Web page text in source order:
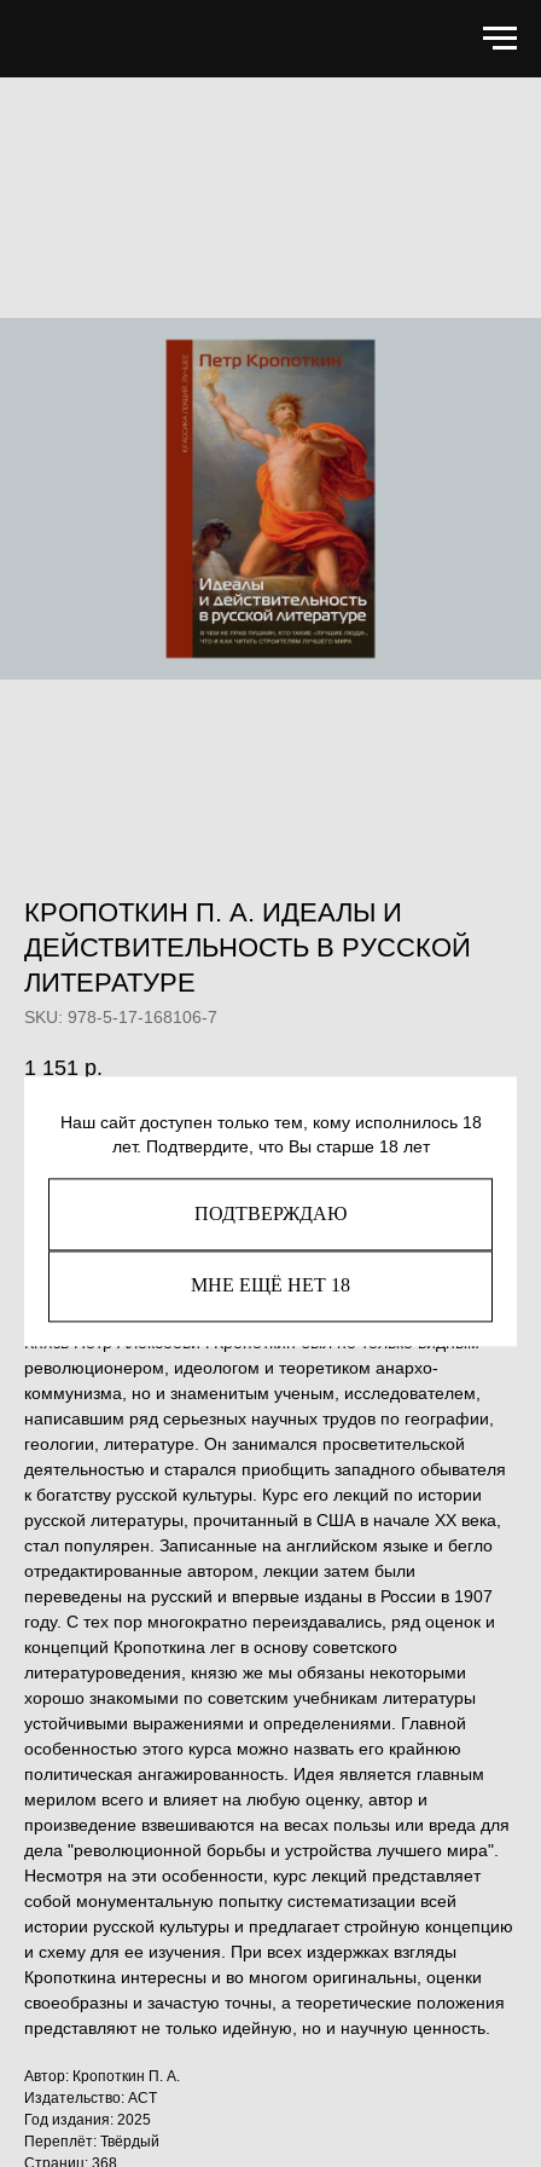
Наш сайт доступен только тем, кому исполнилось 18
лет. Подтвердите, что Вы старше 18 лет
ПОДТВЕРЖДАЮ
МНЕ ЕЩЁ НЕТ 18
КРОПОТКИН П. А. ИДЕАЛЫ И
ДЕЙСТВИТЕЛЬНОСТЬ В РУССКОЙ
ЛИТЕРАТУРЕ
SKU: 978-5-17-168106-7
1 151 р.
КУПИТЬ
Незаконное потребление наркотических средств,
установленную законодательством ответственность.
Князь Петр Алексеевич Кропоткин был не только видным
революционером, идеологом и теоретиком анархо-
коммунизма, но и знаменитым ученым, исследователем,
написавшим ряд серьезных научных трудов по географии,
геологии, литературе. Он занимался просветительской
деятельностью и старался приобщить западного обывателя
к богатству русской культуры. Курс его лекций по истории
русской литературы, прочитанный в США в начале ХХ века,
стал популярен. Записанные на английском языке и бегло
отредактированные автором, лекции затем были
переведены на русский и впервые изданы в России в 1907
году. С тех пор многократно переиздавались, ряд оценок и
концепций Кропоткина лег в основу советского
литературоведения, князю же мы обязаны некоторыми
хорошо знакомыми по советским учебникам литературы
устойчивыми выражениями и определениями. Главной
особенностью этого курса можно назвать его крайнюю
политическая ангажированность. Идея является главным
мерилом всего и влияет на любую оценку, автор и
произведение взвешиваются на весах пользы или вреда для
дела "революционной борьбы и устройства лучшего мира".
Несмотря на эти особенности, курс лекций представляет
собой монументальную попытку систематизации всей
истории русской культуры и предлагает стройную концепцию
и схему для ее изучения. При всех издержках взгляды
Кропоткина интересны и во многом оригинальны, оценки
своеобразны и зачастую точны, а теоретические положения
представляют не только идейную, но и научную ценность.
Автор: Кропоткин П. А.
Издательство: АСТ
Год издания: 2025
Переплёт: Твёрдый